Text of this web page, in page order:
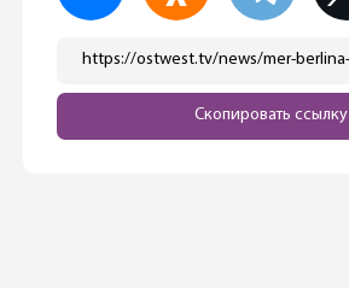
Скопировать ссылку